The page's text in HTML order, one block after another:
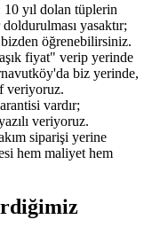
10 yıl dolan tüplerin
yasaktır;
öğrenebilirsiniz.
fiyat" verip yerinde
biz yerinde,
veriyoruz.
vardır;
veriyoruz.
siparişi yerine
hem maliyet hem